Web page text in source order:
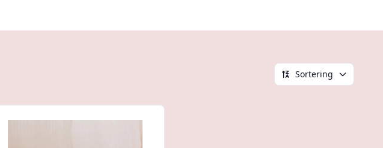
Sortering